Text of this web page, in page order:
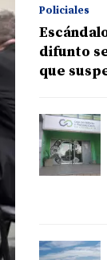
Policiales
difunto
que